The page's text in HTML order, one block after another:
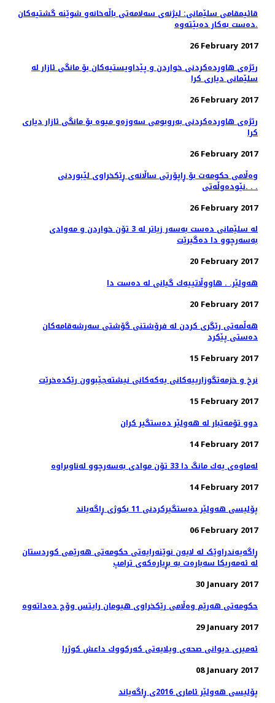
قائیمقامی سلێمانی: لیژنه‌ی سه‌لامه‌تی باڵه‌خانه‌و شوێنه‌ گشتیه‌كان
ده‌ست به‌كار ده‌بێته‌وه‌.
26 February 2017
رێژه‌ی هاورده‌كردنی خواردن و پێداویستیه‌كان بۆ مانگی ئازار له‌
سلێمانی دیاری كرا
26 February 2017
رێژه‌ی هاورده‌كردنی به‌روبومی سه‌وزه‌و میوه‌ بۆ مانگی ئازار دیاری
كرا
26 February 2017
وەڵامی حکومەت بۆ ڕاپۆرتی ساڵانەی ڕێکخراوى لێبوردنى
نێودەوڵەتى. . .
26 February 2017
له‌ سلێمانی ده‌ست به‌سه‌ر زیاتر له‌ 3 تۆن خواردن و مه‌وادی
به‌سه‌رچوو دا ده‌گیرێت
20 February 2017
هەولێر. . هاووڵاتییەك گیانی لە دەست دا
20 February 2017
هه‌ڵمه‌تی رێگری كردن له‌ فرۆشتنی گۆشتی سه‌رشه‌قامه‌كان
ده‌ستی پێكرد
15 February 2017
نرخ و خزمه‌تگوزارییه‌كانی یه‌كه‌كانی نیشته‌جێبوون رێكده‌خرێت
15 February 2017
دوو تۆمەتبار لە هەولێر دەستگیر كران
14 February 2017
14 February 2017
پۆلیسی هەولێر دەستگیركردنی 11 بكوژی ڕاگەیاند
06 February 2017
ڕاگەیەندراوێک لە لایەن نوێنەرایەتی حکومەتی هەرێمی کوردستان
لە ئەمەریکا سەبارەت بە بڕیارەکەی ترامپ
30 January 2017
29 January 2017
ئەمیری دیوانی صحەی ویلایەتی كه‌ركووك داعش کوژرا
08 January 2017
پۆلیسی هەولێر ئاماری 2016ی ڕاگەیاند